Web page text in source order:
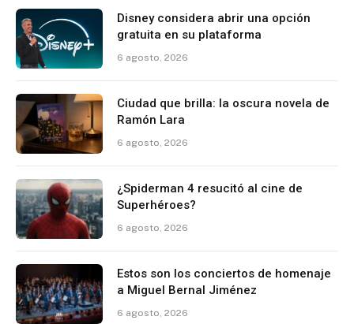
Disney considera abrir una opción
gratuita en su plataforma
6 agosto, 2026
Ciudad que brilla: la oscura novela de
Ramón Lara
6 agosto, 2026
¿Spiderman 4 resucitó al cine de
Superhéroes?
6 agosto, 2026
Estos son los conciertos de homenaje
a Miguel Bernal Jiménez
6 agosto, 2026